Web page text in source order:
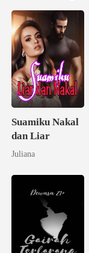
Suamiku Nakal
dan Liar
Juliana